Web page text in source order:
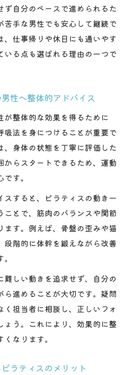
ず自分のペースで進められるた
苦手な男性でも安心して継続で
、仕事帰りや休日にも通いやす
いる点も選ばれる理由の一つで
性へ整体的アドバイス
が整体的な効果を得るために
吸法を身につけることが重要で
、身体の状態を丁寧に評価した
からスタートできるため、運動
す。
スすると、ピラティスの動き一
ことで、筋肉のバランスや関節
ます。例えば、骨盤の歪みや猫
段階的に体幹を鍛えながら改善
難しい動きを追求せず、自分の
ら進めることが大切です。疑問
く担当者に相談し、正しいフォ
ょう。これにより、効果的に整
なります。
ラティスのメリット